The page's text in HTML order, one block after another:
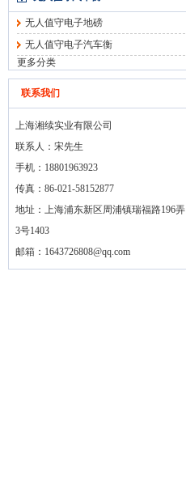
无人值守电子地磅
无人值守电子汽车衡
更多分类
联系我们
上海湘续实业有限公司
联系人：宋先生
手机：18801963923
传真：86-021-58152877
地址：上海浦东新区周浦镇瑞福路196弄
3号1403
邮箱： 1643726808@qq.com